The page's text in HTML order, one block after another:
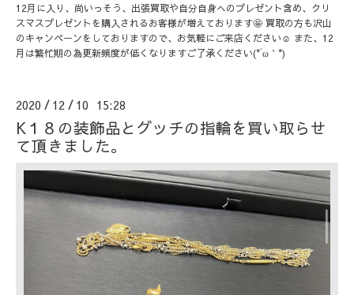
12月に入り、尚いっそう、出張買取や自分自身へのプレゼント含め、クリ
スマスプレゼントを購入されるお客様が増えております🤩 買取の方も沢山
のキャンペーンをしておりますので、お気軽にご来店ください☺️ また、12
月は繁忙期の為更新頻度が低くなりますご了承ください(*´ω｀*)
2020 / 12 / 10 15:28
K１８の装飾品とグッチの指輪を買い取らせ
て頂きました。